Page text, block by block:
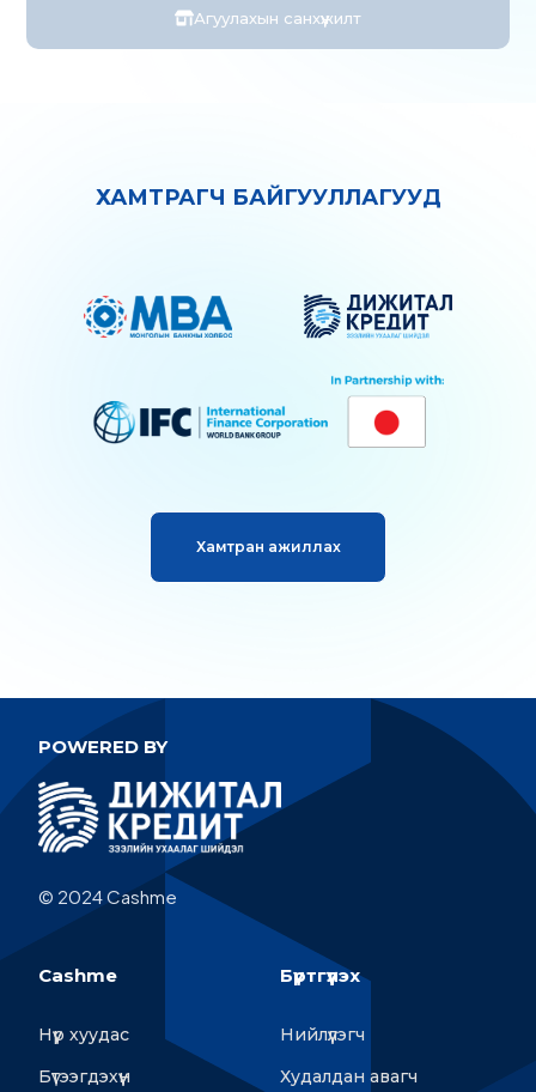
Агуулахын санхүүжилт
ХАМТРАГЧ БАЙГУУЛЛАГУУД
Хамтран ажиллах
POWERED BY
© 2024 Cashme
Cashme
Нүүр хуудас
Бүтээгдэхүүн
Бүртгүүлэх
Нийлүүлэгч
Худалдан авагч